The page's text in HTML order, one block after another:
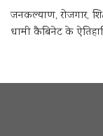
जनकल्याण, रोजगार,
धामी कैबिनेट के